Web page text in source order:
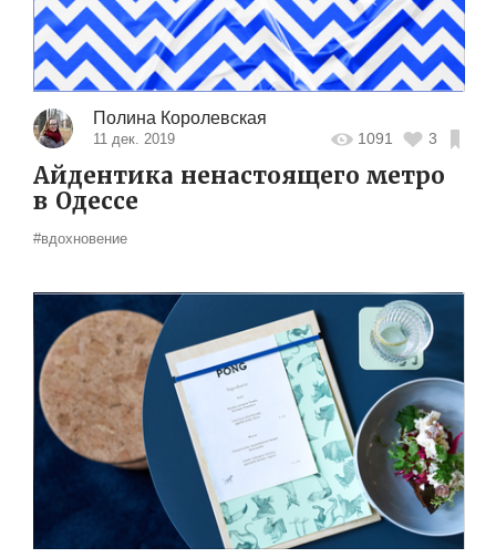
Полина Королевская
11 дек. 2019 1091 3
Айдентика ненастоящего метро
в Одессе
#вдохновение